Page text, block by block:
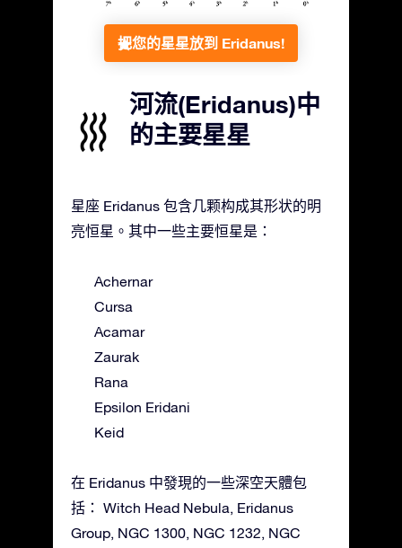
把您的星星放到 Eridanus!
河流(Eridanus)中
的主要星星
星座 Eridanus 包含几颗构成其形状的明
亮恒星。其中一些主要恒星是：
Achernar
Cursa
Acamar
Zaurak
Rana
Epsilon Eridani
Keid
在 Eridanus 中發現的一些深空天體包
括： Witch Head Nebula, Eridanus
Group, NGC 1300, NGC 1232, NGC